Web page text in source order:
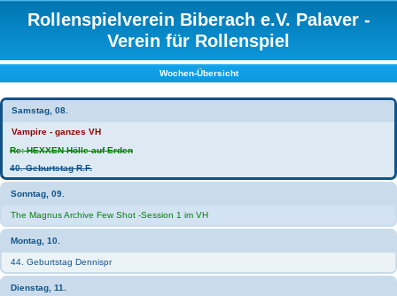
Rollenspielverein Biberach e.V. Palaver -
Verein für Rollenspiel
Wochen-Übersicht
Samstag, 08.
Vampire - ganzes VH
Re: HEXXEN Hölle auf Erden
40. Geburtstag R.F.
Sonntag, 09.
The Magnus Archive Few Shot -Session 1 im VH
Montag, 10.
44. Geburtstag Dennispr
Dienstag, 11.